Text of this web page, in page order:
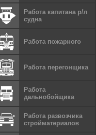
Работа капитана р/л
судна
Работа пожарного
Работа перегонщика
Работа
дальнобойщика
Работа развозчика
стройматериалов